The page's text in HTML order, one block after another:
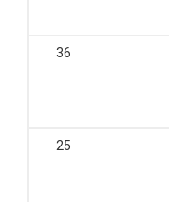
36
25